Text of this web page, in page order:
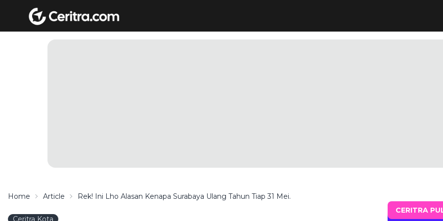
Home Article Rek! Ini Lho Alasan Kenapa Surabaya Ulang Tahun Tiap 31 Mei.
Ceritra Kota
CERITRA